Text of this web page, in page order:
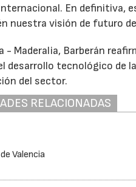
En definitiva,
nuestra visión de futuro
- Maderalia, Barberán
desarrollo tecnológico de
del sector.
RELACIONADAS
Valencia